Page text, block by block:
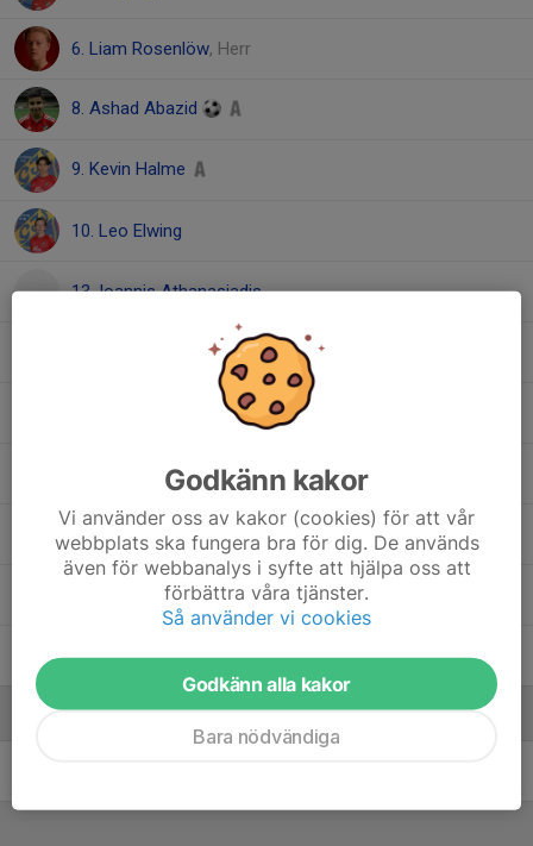
6. Liam Rosenlöw, Herr
8. Ashad Abazid
9. Kevin Halme
10. Leo Elwing
13. Ioannis Athanasiadis
14. Salam Alsalama
18. Radwan Zarzour
23. Jamie Ahnberg
77. Omar Alkrad
Anes Sabic, Herr
Ledare
Godkänn kakor
Vi använder oss av kakor (cookies) för att vår
webbplats ska fungera bra för dig. De används
även för webbanalys i syfte att hjälpa oss att
förbättra våra tjänster.
Så använder vi cookies
Godkänn alla kakor
Bara nödvändiga